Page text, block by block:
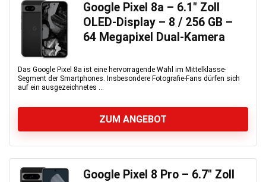
Google Pixel 8a – 6.1″ Zoll
OLED-Display – 8 / 256 GB –
64 Megapixel Dual-Kamera
Das Google Pixel 8a ist eine hervorragende Wahl im Mittelklasse-
Segment der Smartphones. Insbesondere Fotografie-Fans dürfen sich
auf ein ausgezeichnetes ...
ZUM ANGEBOT
Google Pixel 8 Pro – 6.7″ Zoll